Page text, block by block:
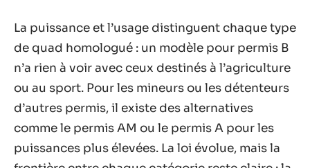
La puissance et l’usage distinguent chaque type
de quad homologué : un modèle pour permis B
n’a rien à voir avec ceux destinés à l’agriculture
ou au sport. Pour les mineurs ou les détenteurs
d’autres permis, il existe des alternatives
comme le permis AM ou le permis A pour les
puissances plus élevées. La loi évolue, mais la